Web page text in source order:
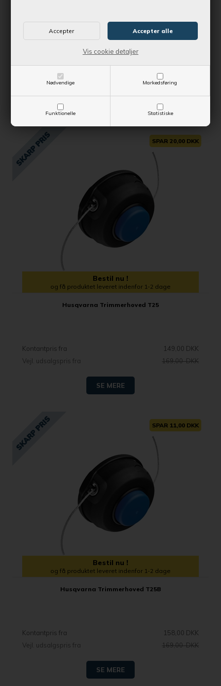
Nødvendige Markedsføring
Funktionelle Statistiske
Vis cookie detaljer
Husqvarna Trimmerhoved Superauto II
Kontantpris
399,00 DKK
Vejl. udsalgspris
439,00 DKK
SPAR 20,00 DKK
Bestil nu !
og få produktet leveret indenfor 1-2 dage
Husqvarna Trimmerhoved T25
Kontantpris fra
149,00 DKK
Vejl. udsalgspris fra
169,00 DKK
SE MERE
SPAR 11,00 DKK
Bestil nu !
og få produktet leveret indenfor 1-2 dage
Husqvarna Trimmerhoved T25B
Kontantpris fra
158,00 DKK
Vejl. udsalgspris fra
169,00 DKK
SE MERE